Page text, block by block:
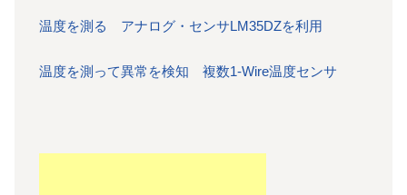
温度を測る アナログ・センサLM35DZを利用
温度を測って異常を検知 複数1-Wire温度センサ